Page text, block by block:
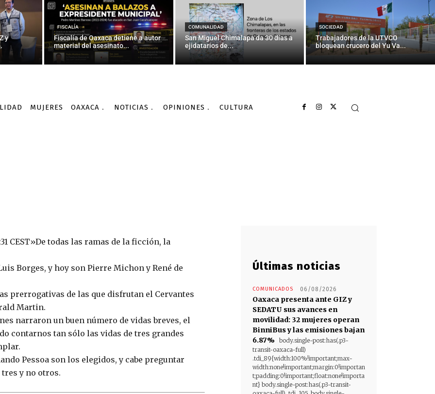
y
FISCALÍA
Fiscalía de Oaxaca detiene a autor
material del asesinato...
COMUNALIDAD
San Miguel Chimalapa da 30 días a
ejidatarios de...
SOCIEDAD
Trabajadores de la UTVCO
bloquean crucero del Yu Va...
MUJERES OAXACA NOTICIAS OPINIONES CULTURA
semana
Por AGENCIA INFORMATIVA CONACYT - 09/10/2015
CEST»De todas las ramas de la ficción, la
Borges, y hoy son Pierre Michon y René de
prerrogativas de las que disfrutan el Cervantes
Martin.
narraron un buen número de vidas breves, el
contarnos tan sólo las vidas de tres grandes
Pessoa son los elegidos, y cabe preguntar
y no otros.
Últimas noticias
COMUNICADOS 06/08/2026
Oaxaca presenta ante GIZ y
SEDATU sus avances en
movilidad: 32 mujeres operan
BinniBus y las emisiones bajan
6.87%
body.single-post:has(.p3-
transit-oaxaca-full)
.tdi_89{width:100%!important;max-
width:none!important;margin:0!importan
t;padding:0!important;float:none!importa
nt} body.single-post:has(.p3-transit-